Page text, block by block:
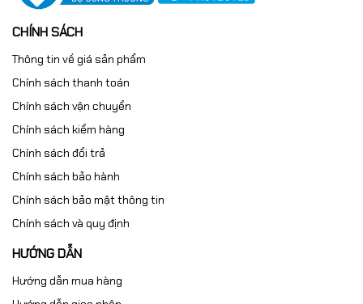
CHÍNH SÁCH
Thông tin về giá sản phẩm
Chính sách thanh toán
Chính sách vận chuyển
Chính sách kiểm hàng
Chính sách đổi trả
Chính sách bảo hành
Chính sách bảo mật thông tin
Chính sách và quy định
HƯỚNG DẪN
Hướng dẫn mua hàng